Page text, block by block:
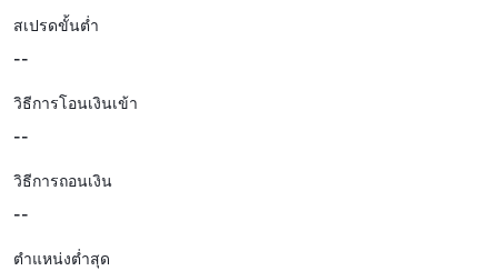
สเปรดขั้นต่ำ
--
วิธีการโอนเงินเข้า
--
วิธีการถอนเงิน
--
ตำแหน่งต่ำสุด